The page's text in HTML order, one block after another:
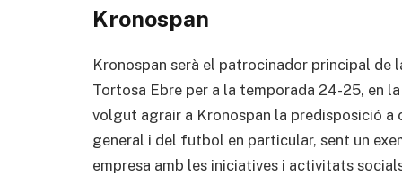
Kronospan
Kronospan serà el patrocinador principal de
Tortosa Ebre per a la temporada 24-25, en
volgut agrair a Kronospan la predisposició a
general i del futbol en particular, sent un
empresa amb les iniciatives i activitats